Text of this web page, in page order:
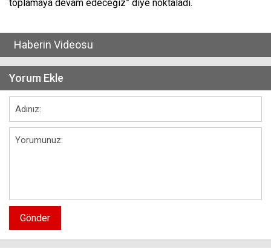
toplamaya devam edeceğiz” diye noktaladı.
Haberin Videosu
Yorum Ekle
Gönder